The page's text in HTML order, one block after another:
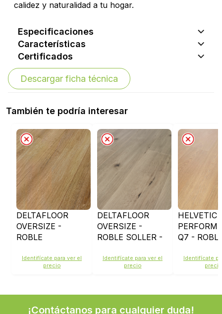
calidez y naturalidad a tu hogar.
Especificaciones
Características
Certificados
Descargar ficha técnica
También te podría interesar
DELTAFLOOR
OVERSIZE -
ROBLE
D491
Identifícate para ver el
precio
DELTAFLOOR
OVERSIZE -
ROBLE SOLLER -
Identifícate para ver el
precio
HELVETIC
Q7 -
3033CN
Identifícate
precio
¡Contáctanos para cualquier duda!